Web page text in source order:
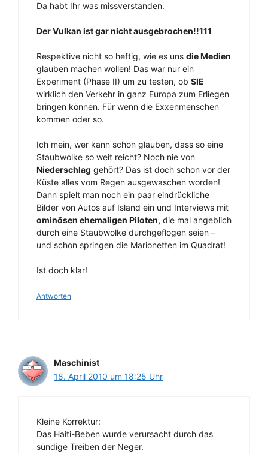
Da habt Ihr was missverstanden.
Der Vulkan ist gar nicht ausgebrochen!!111
Respektive nicht so heftig, wie es uns die Medien
glauben machen wollen! Das war nur ein
Experiment (Phase II) um zu testen, ob SIE
wirklich den Verkehr in ganz Europa zum Erliegen
bringen können. Für wenn die Exxenmenschen
kommen oder so.
Ich mein, wer kann schon glauben, dass so eine
Staubwolke so weit reicht? Noch nie von
Niederschlag gehört? Das ist doch schon vor der
Küste alles vom Regen ausgewaschen worden!
Dann spielt man noch ein paar eindrückliche
Bilder von Autos auf Island ein und Interviews mit
ominösen ehemaligen Piloten, die mal angeblich
durch eine Staubwolke durchgeflogen seien –
und schon springen die Marionetten im Quadrat!
Ist doch klar!
Antworten
Maschinist
18. April 2010 um 18:25 Uhr
Kleine Korrektur:
Das Haiti-Beben wurde verursacht durch das
sündige Treiben der Neger.